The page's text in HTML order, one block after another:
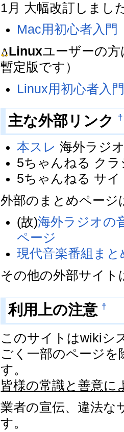
1月 大幅改訂しまし
Mac用初心者入門
Linuxユーザーの
暫定版です）
Linux用初心者入
主な外部リンク †
本スレ 海外ラジ
5ちゃんねる ク
5ちゃんねる サ
外部のまとめページ
(故)海外ラジオの
ページ
現代音楽番組ま
その他の外部サイト
利用上の注意 †
このサイトはwikiシ
ごく一部のページ
す。
皆様の常識と善意に
業者の宣伝、違法な
す。